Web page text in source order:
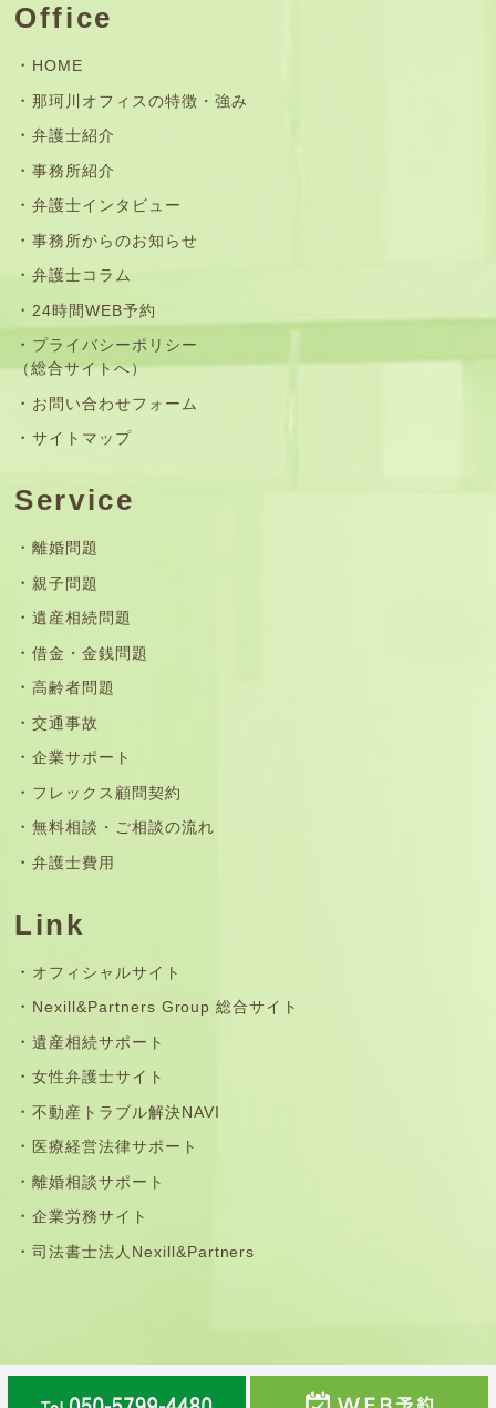
Office
HOME
那珂川オフィスの特徴・強み
弁護士紹介
事務所紹介
弁護士インタビュー
事務所からのお知らせ
弁護士コラム
24時間WEB予約
プライバシーポリシー
（総合サイトへ）
お問い合わせフォーム
サイトマップ
Service
離婚問題
親子問題
遺産相続問題
借金・金銭問題
高齢者問題
交通事故
企業サポート
フレックス顧問契約
無料相談・ご相談の流れ
弁護士費用
Link
オフィシャルサイト
Nexill&Partners Group 総合サイト
遺産相続サポート
女性弁護士サイト
不動産トラブル解決NAVI
医療経営法律サポート
離婚相談サポート
企業労務サイト
司法書士法人Nexill&Partners
那珂川市・福岡市南区・春日市・大野城市・筑紫野市・太